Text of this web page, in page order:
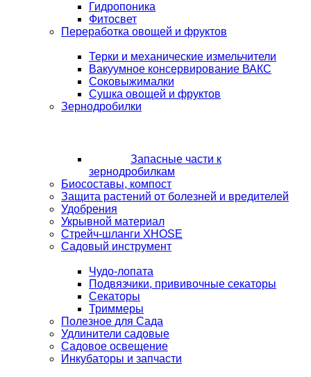
Гидропоника
Фитосвет
Переработка овощей и фруктов
Терки и механические измельчители
Вакуумное консервирование ВАКС
Соковыжималки
Сушка овощей и фруктов
Зернодробилки
Запасные части к
зернодробилкам
Биосоставы, компост
Защита растений от болезней и вредителей
Удобрения
Укрывной материал
Стрейч-шланги XHOSE
Садовый инструмент
Чудо-лопата
Подвязчики, прививочные секаторы
Секаторы
Триммеры
Полезное для Сада
Удлинители садовые
Садовое освещение
Инкубаторы и запчасти